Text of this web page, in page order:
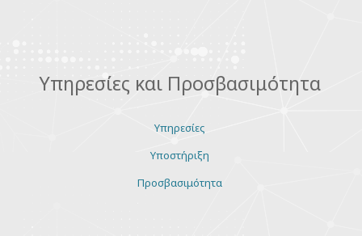
Υπηρεσίες και Προσβασιμότητα
Υπηρεσίες
Υποστήριξη
Προσβασιμότητα